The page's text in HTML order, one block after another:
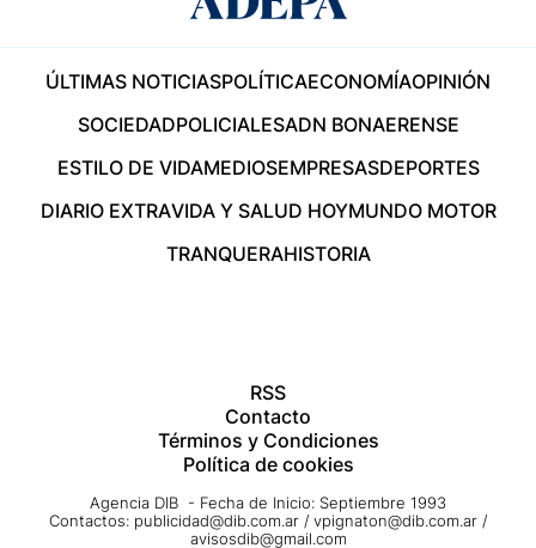
ÚLTIMAS NOTICIASPOLÍTICAECONOMÍAOPINIÓN
SOCIEDADPOLICIALESADN BONAERENSE
ESTILO DE VIDAMEDIOSEMPRESASDEPORTES
DIARIO EXTRAVIDA Y SALUD HOYMUNDO MOTOR
TRANQUERAHISTORIA
RSS
Contacto
Términos y Condiciones
Política de cookies
Agencia DIB - Fecha de Inicio: Septiembre 1993
Contactos: publicidad@dib.com.ar / vpignaton@dib.com.ar /
avisosdib@gmail.com